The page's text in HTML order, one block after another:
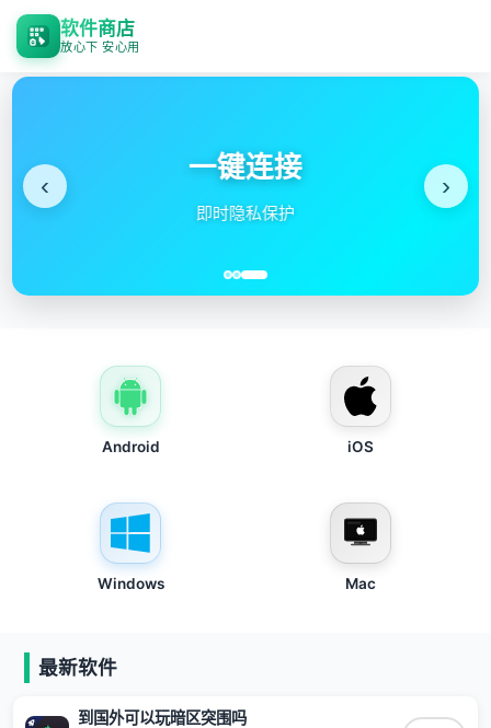
软件商店
放心下 安心用
一键连接
即时隐私保护
‹ ›
Android iOS
Windows Mac
最新软件
到国外可以玩暗区突围吗